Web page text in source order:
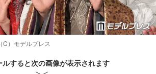
C）モデルプレス
ルすると次の画像が表示されます